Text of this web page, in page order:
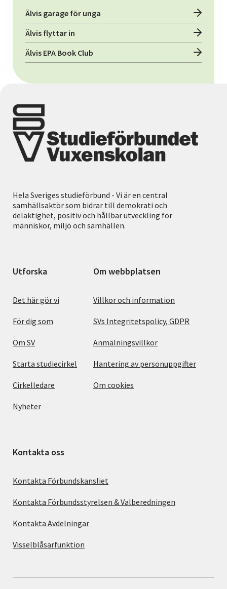
Älvis garage för unga
Älvis flyttar in
Älvis EPA Book Club
Hela Sveriges studieförbund - Vi är en central
samhällsaktör som bidrar till demokrati och
delaktighet, positiv och hållbar utveckling för
människor, miljö och samhällen.
Utforska
Det här gör vi
För dig som
Om SV
Starta studiecirkel
Cirkelledare
Nyheter
Om webbplatsen
Villkor och information
SVs Integritetspolicy, GDPR
Anmälningsvillkor
Hantering av personuppgifter
Om cookies
Kontakta oss
Kontakta Förbundskansliet
Kontakta Förbundsstyrelsen & Valberedningen
Kontakta Avdelningar
Visselblåsarfunktion